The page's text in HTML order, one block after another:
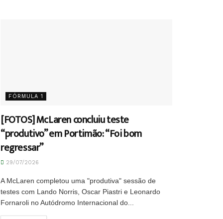
FÓRMULA 1
[FOTOS] McLaren concluiu teste
“produtivo” em Portimão: “Foi bom
regressar”
29/07/2026
A McLaren completou uma "produtiva" sessão de
testes com Lando Norris, Oscar Piastri e Leonardo
Fornaroli no Autódromo Internacional do...